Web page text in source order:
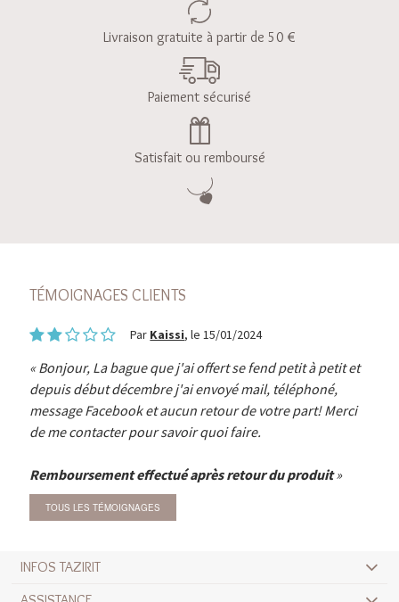
Livraison gratuite à partir de 50 €
Paiement sécurisé
Satisfait ou remboursé
TÉMOIGNAGES CLIENTS
Par Kaissi, le 15/01/2024
Bonjour, La bague que j'ai offert se fend petit à petit et
depuis début décembre j'ai envoyé mail, téléphoné,
message Facebook et aucun retour de votre part! Merci
de me contacter pour savoir quoi faire.
Remboursement effectué après retour du produit
TOUS LES TÉMOIGNAGES
INFOS TAZIRIT